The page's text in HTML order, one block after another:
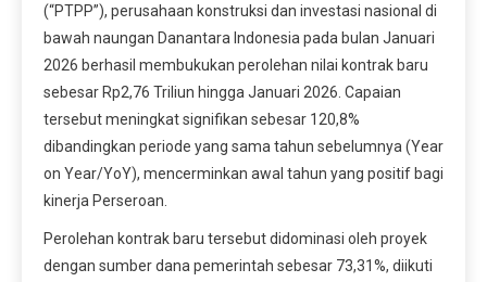
(“PTPP”), perusahaan konstruksi dan investasi nasional di
bawah naungan Danantara Indonesia pada bulan Januari
2026 berhasil membukukan perolehan nilai kontrak baru
sebesar Rp2,76 Triliun hingga Januari 2026. Capaian
tersebut meningkat signifikan sebesar 120,8%
dibandingkan periode yang sama tahun sebelumnya (Year
on Year/YoY), mencerminkan awal tahun yang positif bagi
kinerja Perseroan.
Perolehan kontrak baru tersebut didominasi oleh proyek
dengan sumber dana pemerintah sebesar 73,31%, diikuti